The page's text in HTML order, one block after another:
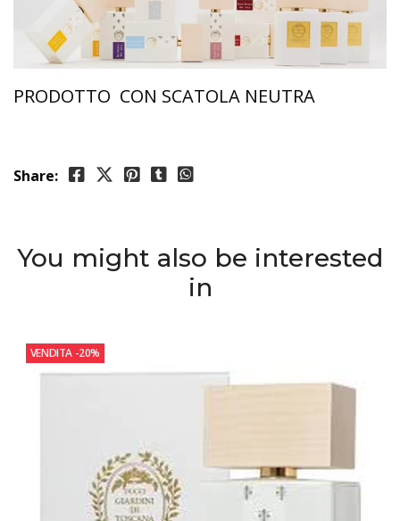
PRODOTTO CON SCATOLA NEUTRA
Share:
You might also be interested
in
VENDITA -20%